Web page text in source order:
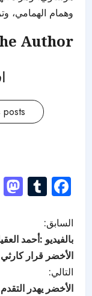
وهمام الهمامي،
Author
posts
السابق:
الأخضر قرار كارثي
التالي:
الأخضر يهدر